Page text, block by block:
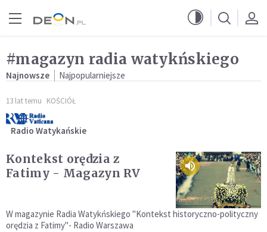
#magazyn radia watykńskiego
Najnowsze Najpopularniejsze
13 lat temu KOŚCIÓŁ
Radio Watykańskie
Kontekst orędzia z
Fatimy - Magazyn RV
W magazynie Radia Watykńskiego "Kontekst historyczno-polityczny
orędzia z Fatimy"- Radio Warszawa